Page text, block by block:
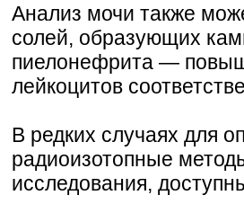
Анализ мочи также
солей, образующих
пиелонефрита —
лейкоцитов
В редких случаях для
радиоизотопные
исследования,